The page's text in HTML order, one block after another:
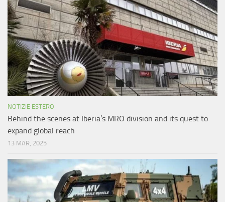
NOTIZIE ESTERO
Behind the scenes at Iberia’s MRO division and its quest to
expand global reach
13 MAR, 2025